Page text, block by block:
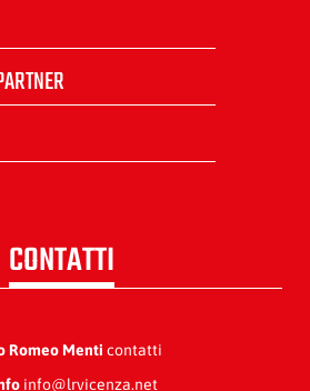
CONTATTI
Romeo Menti contatti
info@lrvicenza.net